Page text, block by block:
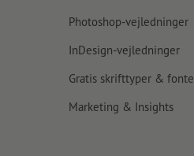
Photoshop-vejledninger
InDesign-vejledninger
Gratis skrifttyper & fonte
Marketing & Insights